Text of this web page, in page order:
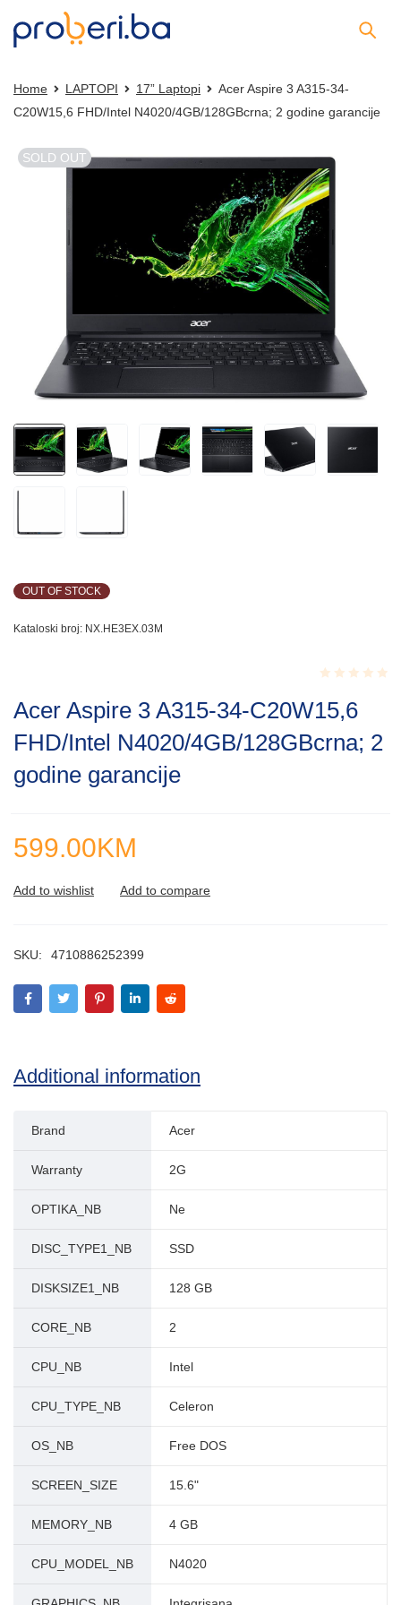
Home LAPTOPI 17” Laptopi
Acer Aspire 3 A315-34-
C20W15,6 FHD/Intel N4020/4GB/128GBcrna; 2 godine garancije
SOLD OUT
OUT OF STOCK
Kataloski broj: NX.HE3EX.03M
0.001
of
5
Acer Aspire 3 A315-34-C20W15,6
FHD/Intel N4020/4GB/128GBcrna; 2
godine garancije
599.00KM
SKU: 4710886252399
Additional information
Brand Acer
Warranty 2G
OPTIKA_NB Ne
DISC_TYPE1_NB SSD
DISKSIZE1_NB 128 GB
CORE_NB 2
CPU_NB Intel
CPU_TYPE_NB Celeron
OS_NB Free DOS
SCREEN_SIZE 15.6"
MEMORY_NB 4 GB
CPU_MODEL_NB N4020